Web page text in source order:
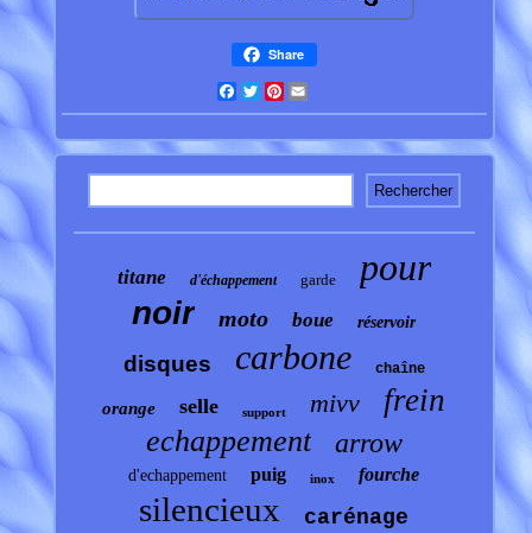
Share
Facebook
TwitterPinterest
titane d'échappement garde pour
noir moto boue réservoir
disques carbone chaîne
orange selle support mivv frein
echappement arrow
d'echappement puig inox fourche
silencieux carénage